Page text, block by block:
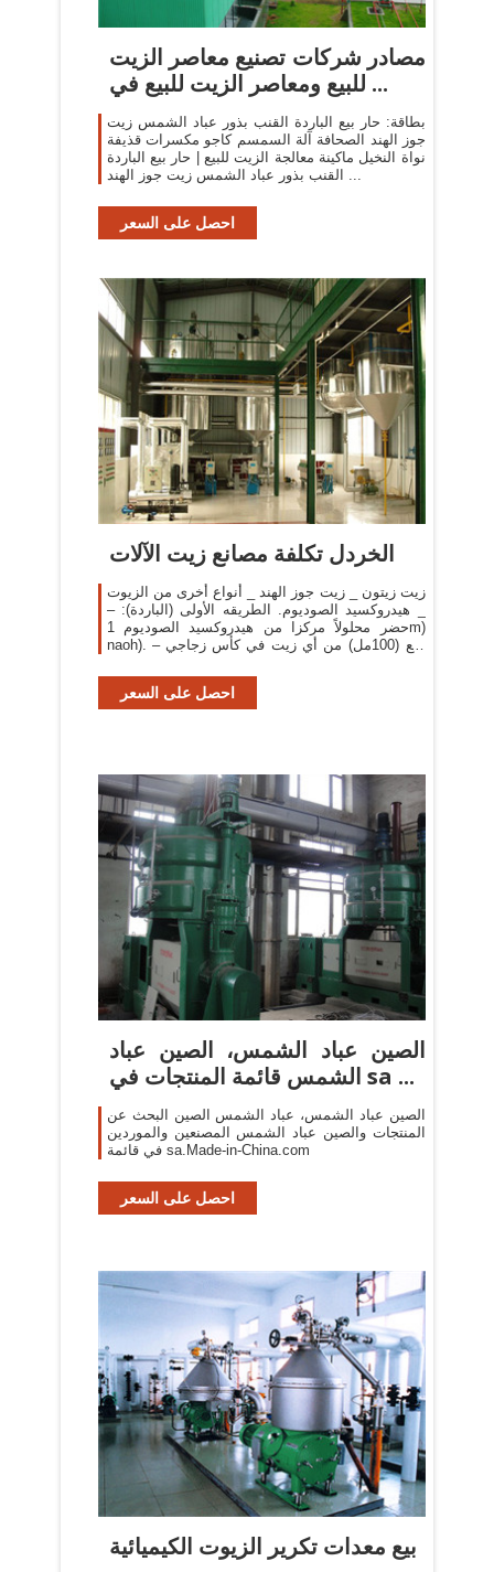
مصادر شركات تصنيع معاصر الزيت
للبيع ومعاصر الزيت للبيع في ...
بطاقة: حار بيع الباردة القنب بذور عباد الشمس زيت
جوز الهند الصحافة آلة السمسم كاجو مكسرات قذيفة
نواة النخيل ماكينة معالجة الزيت للبيع | حار بيع الباردة
القنب بذور عباد الشمس زيت جوز الهند ...
احصل على السعر
الخردل تكلفة مصانع زيت الآلات
زيت زيتون _ زيت جوز الهند _ أنواع أخرى من الزيوت
_ هيدروكسيد الصوديوم. الطريقه الأولى (الباردة): –
حضر محلولاً مركزا من هيدروكسيد الصوديوم 1m)
naoh). – ضع (100مل) من أي زيت في كأس زجاجي
احصل على السعر
الصين عباد الشمس، الصين عباد
الشمس قائمة المنتجات في sa ...
الصين عباد الشمس، عباد الشمس الصين البحث عن
المنتجات والصين عباد الشمس المصنعين والموردين
في قائمة sa.Made-in-China.com
احصل على السعر
بيع معدات تكرير الزيوت الكيميائية